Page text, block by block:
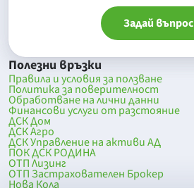
Задай въпрос
Полезни връзки
Правила и условия за ползване
Политика за поверителност
Обработване на лични данни
Финансови услуги от разстояние
ДСК Дом
ДСК Агро
ДСК Управление на активи АД
ПОК ДСК РОДИНА
ОТП Лизинг
ОТП Застрахователен Брокер
Нова Кола